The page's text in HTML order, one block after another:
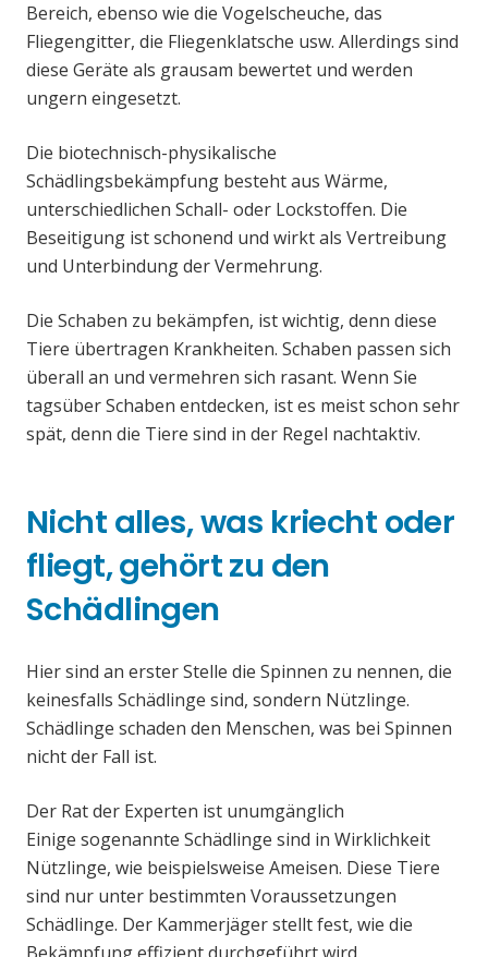
Bereich, ebenso wie die Vogelscheuche, das
Fliegengitter, die Fliegenklatsche usw. Allerdings sind
diese Geräte als grausam bewertet und werden
ungern eingesetzt.
Die biotechnisch-physikalische
Schädlingsbekämpfung besteht aus Wärme,
unterschiedlichen Schall- oder Lockstoffen. Die
Beseitigung ist schonend und wirkt als Vertreibung
und Unterbindung der Vermehrung.
Die Schaben zu bekämpfen, ist wichtig, denn diese
Tiere übertragen Krankheiten. Schaben passen sich
überall an und vermehren sich rasant. Wenn Sie
tagsüber Schaben entdecken, ist es meist schon sehr
spät, denn die Tiere sind in der Regel nachtaktiv.
Nicht alles, was kriecht oder
fliegt, gehört zu den
Schädlingen
Hier sind an erster Stelle die Spinnen zu nennen, die
keinesfalls Schädlinge sind, sondern Nützlinge.
Schädlinge schaden den Menschen, was bei Spinnen
nicht der Fall ist.
Der Rat der Experten ist unumgänglich
Einige sogenannte Schädlinge sind in Wirklichkeit
Nützlinge, wie beispielsweise Ameisen. Diese Tiere
sind nur unter bestimmten Voraussetzungen
Schädlinge. Der Kammerjäger stellt fest, wie die